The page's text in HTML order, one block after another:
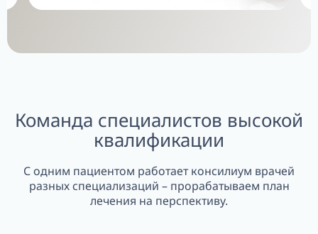
Команда специалистов высокой
квалификации
С одним пациентом работает консилиум врачей
разных специализаций – прорабатываем план
лечения на перспективу.